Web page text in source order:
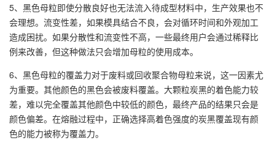
5、黑色母粒即使分散良好也无法流入待成型材料中，生产效果也不
会理想。流变性差，如果模具结合不良，会对循环时间和外观加工
造成困扰。如果分散性和流变性不高，一些最终用户会通过稀释比
例来改善，但这种做法只会增加母粒的使用成本。
6、黑色母粒的覆盖力对于废料或回收聚合物母粒来说，这一因素尤
为重要。其他颜色的黑色会被废料覆盖。大颗粒炭黑的着色能力较
差，难以完全覆盖其他颜色中较低的颜色，最终产品的结果只会是
颜色偏差。在熔融过程中，正确选择高着色强度的炭黑覆盖现有颜
色的能力被称为覆盖力。